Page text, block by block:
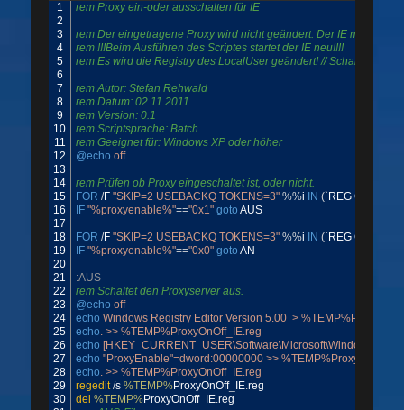
1
2
3
4
5
6
7
8
9
10
11
12
13
14
15
16
17
18
19
20
21
22
23
24
25
26
27
28
29
30
rem Proxy ein-oder ausschalten für IE
rem Der eingetragene Proxy wird nicht geändert. Der IE muss
rem !!!Beim Ausführen des Scriptes startet der IE neu!!!!
rem Es wird die Registry des LocalUser geändert! // Schalter des
rem Datum:
rem Version:
rem Scriptsprache:
rem Geeignet für: Windows XP oder höher
@echo off
rem Prüfen ob Proxy eingeschaltet ist, oder nicht.
FOR /F "SKIP=2 USEBACKQ TOKENS=3" %%i IN (` REG QUERY
IF "%proxyenable%"=="0x1" goto AUS
FOR /F "SKIP=2 USEBACKQ TOKENS=3" %%i IN (` REG QUERY
IF "%proxyenable%"=="0x0" goto AN
:AUS
rem Schaltet den Proxyserver aus.
@echo off
echo Windows Registry Editor Version 5.00  >
echo. >> %TEMP%ProxyOnOff_IE.reg
echo
echo "ProxyEnable"=dword:00000000 >>
echo. >> %TEMP%ProxyOnOff_IE.reg
regedit /s %TEMP%ProxyOnOff_ IE.reg
del %TEMP%ProxyOnOff_ IE.reg